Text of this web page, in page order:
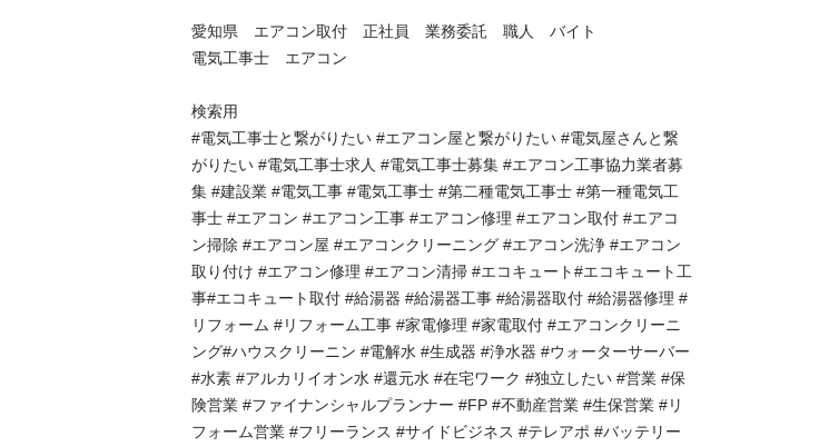
愛知県　エアコン取付　正社員　業務委託　職人　バイト
電気工事士　エアコン
検索用
#電気工事士と繋がりたい #エアコン屋と繋がりたい #電気屋さんと繋
がりたい #電気工事士求人 #電気工事士募集 #エアコン工事協力業者募
集 #建設業 #電気工事 #電気工事士 #第二種電気工事士 #第一種電気工
事士 #エアコン #エアコン工事 #エアコン修理 #エアコン取付 #エアコ
ン掃除 #エアコン屋 #エアコンクリーニング #エアコン洗浄 #エアコン
取り付け #エアコン修理 #エアコン清掃 #エコキュート#エコキュート工
事#エコキュート取付 #給湯器 #給湯器工事 #給湯器取付 #給湯器修理 #
リフォーム #リフォーム工事 #家電修理 #家電取付 #エアコンクリーニ
ング#ハウスクリーニン #電解水 #生成器 #浄水器 #ウォーターサーバー
#水素 #アルカリイオン水 #還元水 #在宅ワーク #独立したい #営業 #保
険営業 #ファイナンシャルプランナー #FP #不動産営業 #生保営業 #リ
フォーム営業 #フリーランス #サイドビジネス #テレアポ #バッテリー